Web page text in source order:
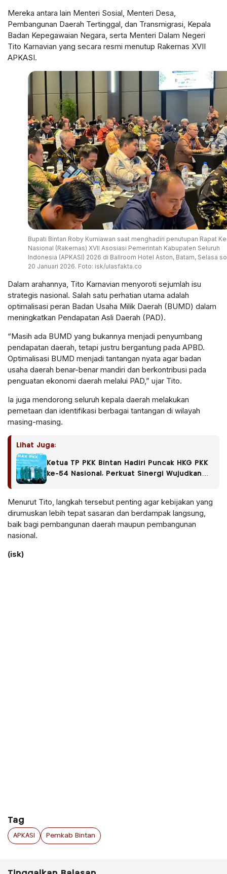
Mereka antara lain Menteri Sosial, Menteri Desa,
Pembangunan Daerah Tertinggal, dan Transmigrasi, Kepala
Badan Kepegawaian Negara, serta Menteri Dalam Negeri
Tito Karnavian yang secara resmi menutup Rakernas XVII
APKASI.
Bupati Bintan Roby Kurniawan saat menghadiri penutupan Rapat
Nasional (Rakernas) XVII Asosiasi Pemerintah Kabupaten Seluruh
Indonesia (APKASI) 2026 di Ballroom Hotel Aston, Batam, Selasa
20 Januari 2026. Foto: isk/ulasfakta.co
Dalam arahannya, Tito Karnavian menyoroti sejumlah isu
strategis nasional. Salah satu perhatian utama adalah
optimalisasi peran Badan Usaha Milik Daerah (BUMD) dalam
meningkatkan Pendapatan Asli Daerah (PAD).
“Masih ada BUMD yang bukannya menjadi penyumbang
pendapatan daerah, tetapi justru bergantung pada APBD.
Optimalisasi BUMD menjadi tantangan nyata agar badan
usaha daerah benar-benar mandiri dan berkontribusi pada
penguatan ekonomi daerah melalui PAD,” ujar Tito.
Ia juga mendorong seluruh kepala daerah melakukan
pemetaan dan identifikasi berbagai tantangan di wilayah
masing-masing.
Lihat Juga:
Ketua TP PKK Bintan Hadiri Puncak HKG PKK
ke-54 Nasional, Perkuat Sinergi Wujudkan
Menurut Tito, langkah tersebut penting agar kebijakan yang
dirumuskan lebih tepat sasaran dan berdampak langsung,
baik bagi pembangunan daerah maupun pembangunan
nasional.
(isk)
Tag
APKASI Pemkab Bintan